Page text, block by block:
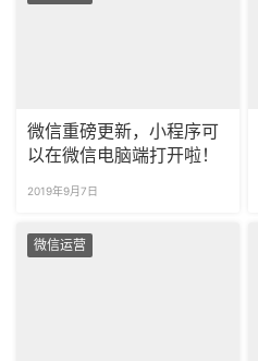
微信重磅更新，小程序可
以在微信电脑端打开啦！
2019年9月7日
微信运营